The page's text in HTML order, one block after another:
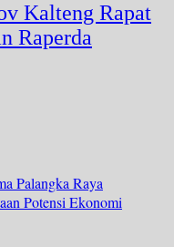
Kalteng Rapat
Raperda